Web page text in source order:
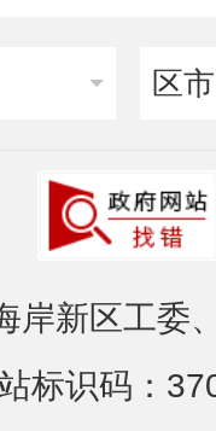
区
岸新区工委
标识码：